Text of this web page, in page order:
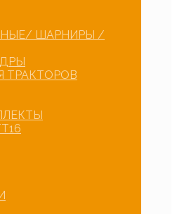
ШАРНИРЫ /
ТРАКТОРОВ